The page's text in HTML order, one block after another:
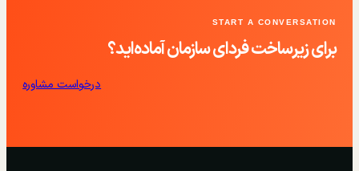
START A CONVERSATION
برای زیرساخت فردای سازمان آماده‌اید؟
درخواست مشاوره